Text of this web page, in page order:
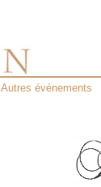
Autres événements